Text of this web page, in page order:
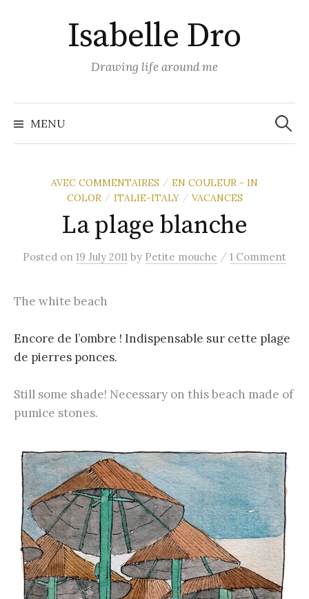
Isabelle Dro
Drawing life around me
MENU
Search
for:
AVEC COMMENTAIRES / EN COULEUR - IN
COLOR
/ ITALIE-ITALY / VACANCES
La plage blanche
Posted on 19 July 2011 by Petite mouche / 1 Comment
The white beach
Encore de l’ombre ! Indispensable sur cette plage
de pierres ponces.
Still some shade! Necessary on this beach made of
pumice stones.